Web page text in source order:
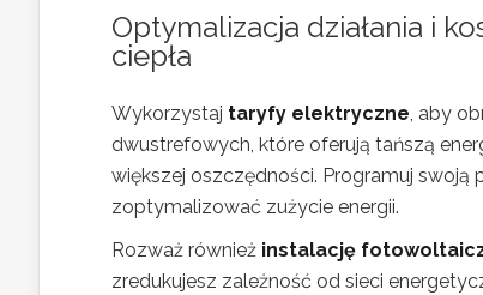
Optymalizacja działania i
ciepła
Wykorzystaj taryfy elektryczne , aby
dwustrefowych, które oferują tańszą
większej oszczędności. Programuj swoją
zoptymalizować zużycie energii.
Rozważ również instalację
zredukujesz zależność od sieci